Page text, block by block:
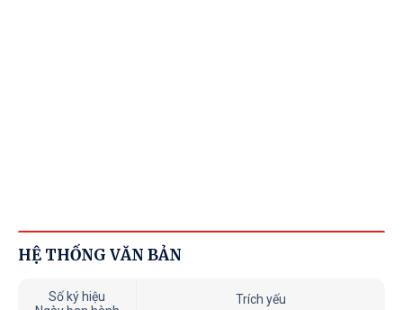
HỆ THỐNG VĂN BẢN
Số ký hiệu
Trích yếu